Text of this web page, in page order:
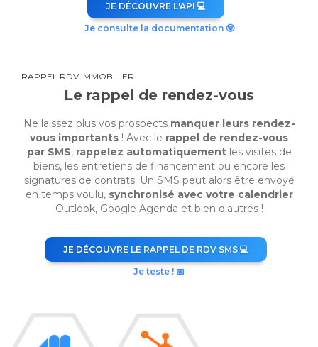
JE DÉCOUVRE L'API 💻
Je consulte la documentation 🤓
RAPPEL RDV IMMOBILIER
Le rappel de rendez-vous
Ne laissez plus vos prospects manquer leurs rendez-
vous importants ! Avec le rappel de rendez-vous
par SMS, rappelez automatiquementles visites de
biens, les entretiens de financement ou encore les
signatures de contrats. Un SMS peut alors être envoyé
en temps voulu, synchronisé avec votre calendrier
Outlook, Google Agenda et bien d'autres !
JE DÉCOUVRE LE RAPPEL DE RDV SMS 💻
Je teste ! 📅